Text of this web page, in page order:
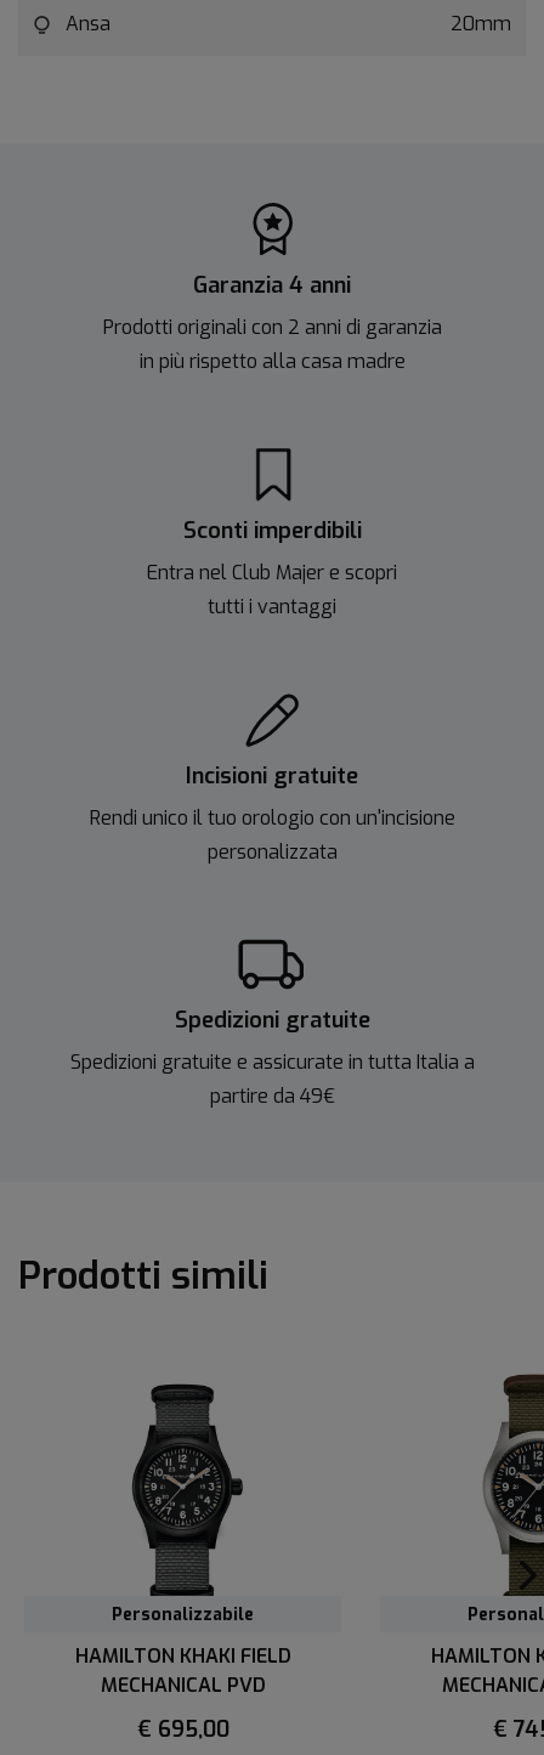
Ansa 20mm
Garanzia 4 anni
Prodotti originali con 2 anni di garanzia
in più rispetto alla casa madre
Sconti imperdibili
Entra nel Club Majer e scopri
tutti i vantaggi
Incisioni gratuite
Rendi unico il tuo orologio con un'incisione
personalizzata
Spedizioni gratuite
Spedizioni gratuite e assicurate in tutta Italia a
partire da 49€
Prodotti simili
Personalizzabile
HAMILTON KHAKI FIELD
MECHANICAL PVD
€ 695,00
HAMILTON
€